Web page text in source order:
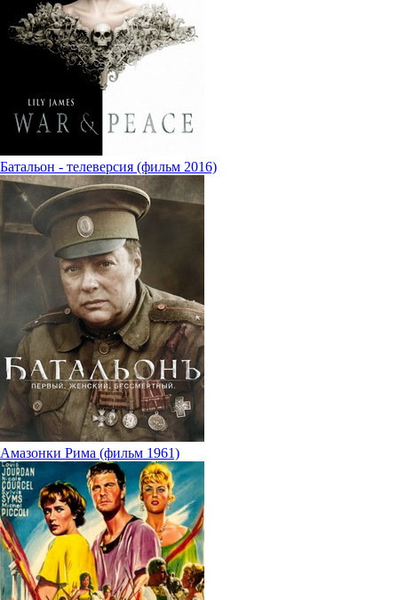
Батальон - телеверсия (фильм 2016)
Амазонки Рима (фильм 1961)